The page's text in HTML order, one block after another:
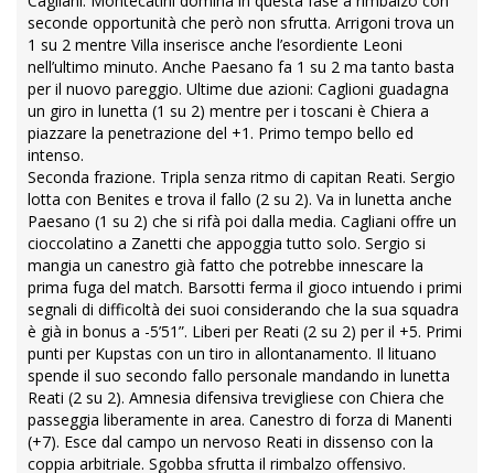
seconde opportunità che però non sfrutta. Arrigoni trova un
1 su 2 mentre Villa inserisce anche l’esordiente Leoni
nell’ultimo minuto. Anche Paesano fa 1 su 2 ma tanto basta
per il nuovo pareggio. Ultime due azioni: Caglioni guadagna
un giro in lunetta (1 su 2) mentre per i toscani è Chiera a
piazzare la penetrazione del +1. Primo tempo bello ed
intenso.
Seconda frazione. Tripla senza ritmo di capitan Reati. Sergio
lotta con Benites e trova il fallo (2 su 2). Va in lunetta anche
Paesano (1 su 2) che si rifà poi dalla media. Cagliani offre un
cioccolatino a Zanetti che appoggia tutto solo. Sergio si
mangia un canestro già fatto che potrebbe innescare la
prima fuga del match. Barsotti ferma il gioco intuendo i primi
segnali di difficoltà dei suoi considerando che la sua squadra
è già in bonus a -5’51”. Liberi per Reati (2 su 2) per il +5. Primi
punti per Kupstas con un tiro in allontanamento. Il lituano
spende il suo secondo fallo personale mandando in lunetta
Reati (2 su 2). Amnesia difensiva trevigliese con Chiera che
passeggia liberamente in area. Canestro di forza di Manenti
(+7). Esce dal campo un nervoso Reati in dissenso con la
coppia arbitriale. Sgobba sfrutta il rimbalzo offensivo.